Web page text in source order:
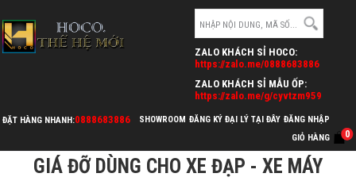
ZALO KHÁCH SỈ HOCO:
https://zalo.me/0888683886
ZALO KHÁCH SỈ MẪU ỐP:
https://zalo.me/g/cyvtzm959
ĐẶT HÀNG NHANH:0888683886 SHOWROOM ĐĂNG KÝ ĐẠI LÝ TẠI ĐÂY ĐĂNG NHẬP
GIỎ HÀNG
0
GIÁ ĐỠ DÙNG CHO XE ĐẠP - XE MÁY